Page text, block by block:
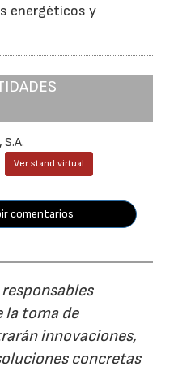
energéticos y
Ver stand virtual
comentarios
la toma de
innovaciones,
concretas